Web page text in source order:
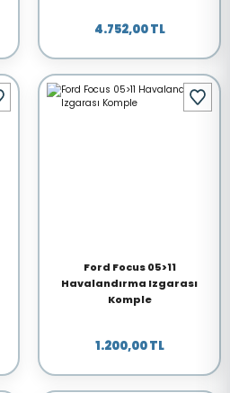
4.752,00 TL
Ford Focus 05>11
Havalandırma Izgarası
Komple
1.200,00 TL